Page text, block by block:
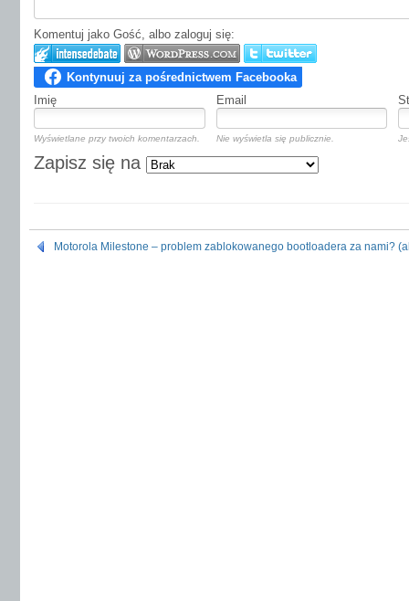
Komentuj jako Gość, albo zaloguj się:
Imię Email
Wyświetlane przy twoich komentarzach. Nie wyświetla się publicznie.
Zapisz się na
Motorola Milestone – problem zablokowanego bootloadera za nami?